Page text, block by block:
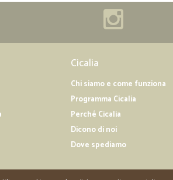
Cicalia
Chi siamo e come funziona
Programma Cicalia
Perché Cicalia
Dicono di noi
Dove spediamo